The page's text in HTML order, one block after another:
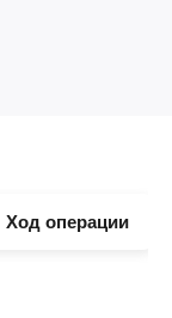
Ход операции